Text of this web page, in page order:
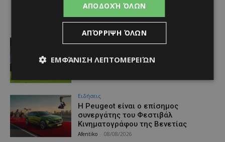
προανήγγειλαν οι Ρουμάνοι
Ειδήσεις
Η Peugeot είναι ο επίσημος
συνεργάτης του Φεστιβάλ
Κινηματογράφου της Βενετίας
Afentiko 08/08/2026
ΑΠΟΔΟΧΉ ΌΛΩΝ
ΑΠΌΡΡΙΨΗ ΌΛΩΝ
ΕΜΦΆΝΙΣΗ ΛΕΠΤΟΜΕΡΕΙΏΝ